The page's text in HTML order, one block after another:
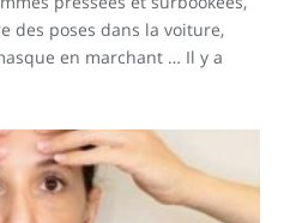
des poses dans la voiture,
en marchant … Il y a